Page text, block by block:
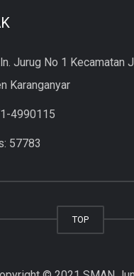
Jurug No 1 Kecamatan
Karanganyar
4990115
57783
TOP